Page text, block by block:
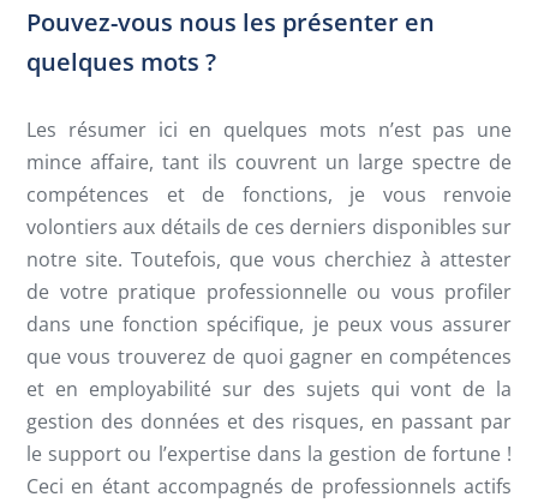
Pouvez-vous nous les présenter en
quelques mots ?
Les résumer ici en quelques mots n’est pas une
mince affaire, tant ils couvrent un large spectre de
compétences et de fonctions, je vous renvoie
volontiers aux détails de ces derniers disponibles sur
notre site. Toutefois, que vous cherchiez à attester
de votre pratique professionnelle ou vous profiler
dans une fonction spécifique, je peux vous assurer
que vous trouverez de quoi gagner en compétences
et en employabilité sur des sujets qui vont de la
gestion des données et des risques, en passant par
le support ou l’expertise dans la gestion de fortune !
Ceci en étant accompagnés de professionnels actifs